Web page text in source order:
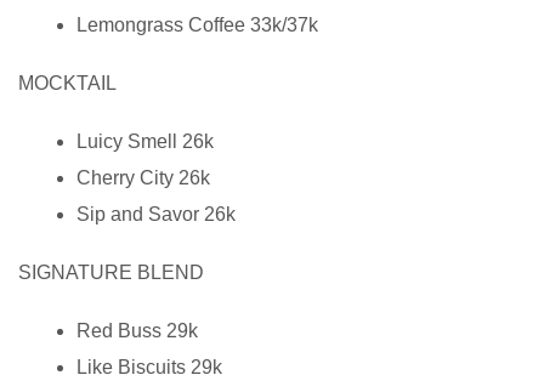
Lemongrass Coffee 33k/37k
MOCKTAIL
Luicy Smell 26k
Cherry City 26k
Sip and Savor 26k
SIGNATURE BLEND
Red Buss 29k
Like Biscuits 29k